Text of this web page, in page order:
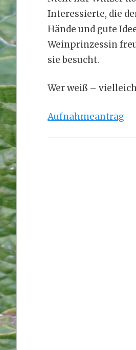
Interessierte, die
Hände und gute
Weinprinzessin
sie besucht.
Wer weiß –
Aufnahmeantrag